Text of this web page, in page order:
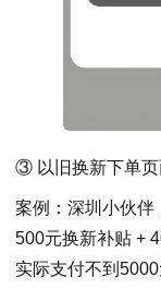
③ 以旧换新下单页
案例：深圳小伙伴
500元换新补贴 +
实际支付不到